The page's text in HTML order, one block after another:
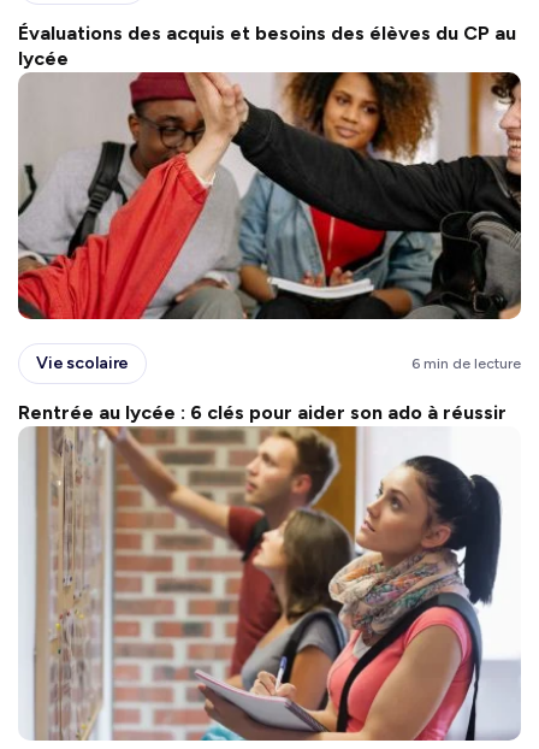
Évaluations des acquis et besoins des élèves du CP au
lycée
Vie scolaire 6 min de lecture
Rentrée au lycée : 6 clés pour aider son ado à réussir